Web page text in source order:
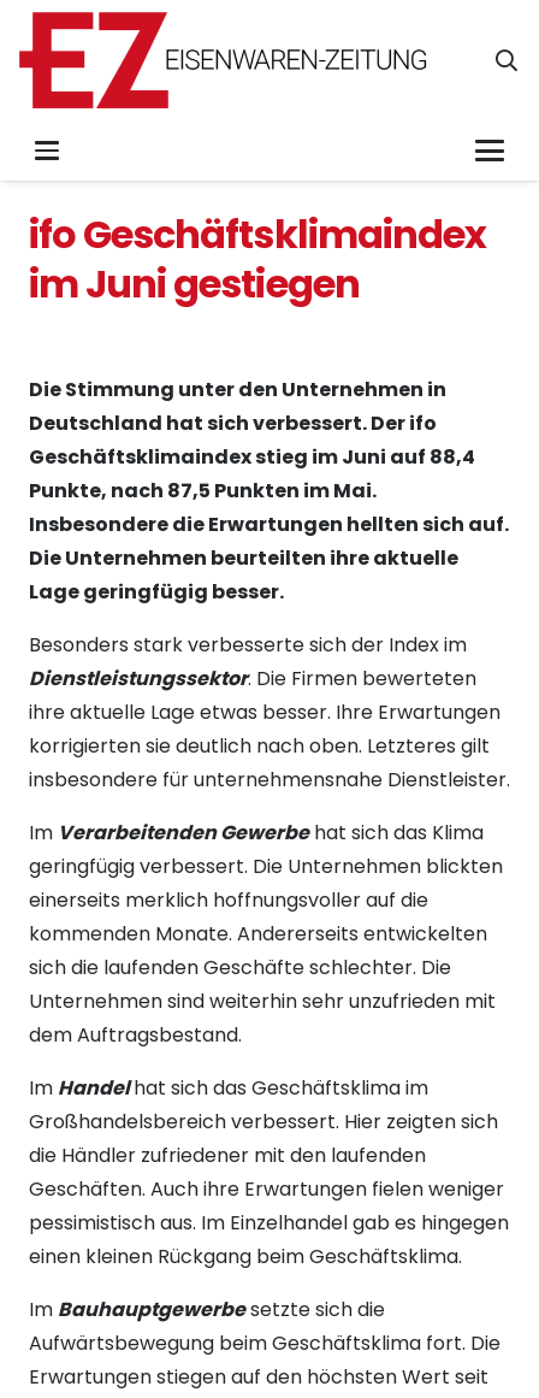
ifo Geschäftsklimaindex
im Juni gestiegen
Die Stimmung unter den Unternehmen in
Deutschland hat sich verbessert. Der ifo
Geschäftsklimaindex stieg im Juni auf 88,4
Punkte, nach 87,5 Punkten im Mai.
Insbesondere die Erwartungen hellten sich auf.
Die Unternehmen beurteilten ihre aktuelle
Lage geringfügig besser.
Besonders stark verbesserte sich der Index im
Dienstleistungssektor. Die Firmen bewerteten
ihre aktuelle Lage etwas besser. Ihre Erwartungen
korrigierten sie deutlich nach oben. Letzteres gilt
insbesondere für unternehmensnahe Dienstleister.
Im Verarbeitenden Gewerbehat sich das Klima
geringfügig verbessert. Die Unternehmen blickten
einerseits merklich hoffnungsvoller auf die
kommenden Monate. Andererseits entwickelten
sich die laufenden Geschäfte schlechter. Die
Unternehmen sind weiterhin sehr unzufrieden mit
dem Auftragsbestand.
Im Handelhat sich das Geschäftsklima im
Großhandelsbereich verbessert. Hier zeigten sich
die Händler zufriedener mit den laufenden
Geschäften. Auch ihre Erwartungen fielen weniger
pessimistisch aus. Im Einzelhandel gab es hingegen
einen kleinen Rückgang beim Geschäftsklima.
Im Bauhauptgewerbesetzte sich die
Aufwärtsbewegung beim Geschäftsklima fort. Die
Erwartungen stiegen auf den höchsten Wert seit